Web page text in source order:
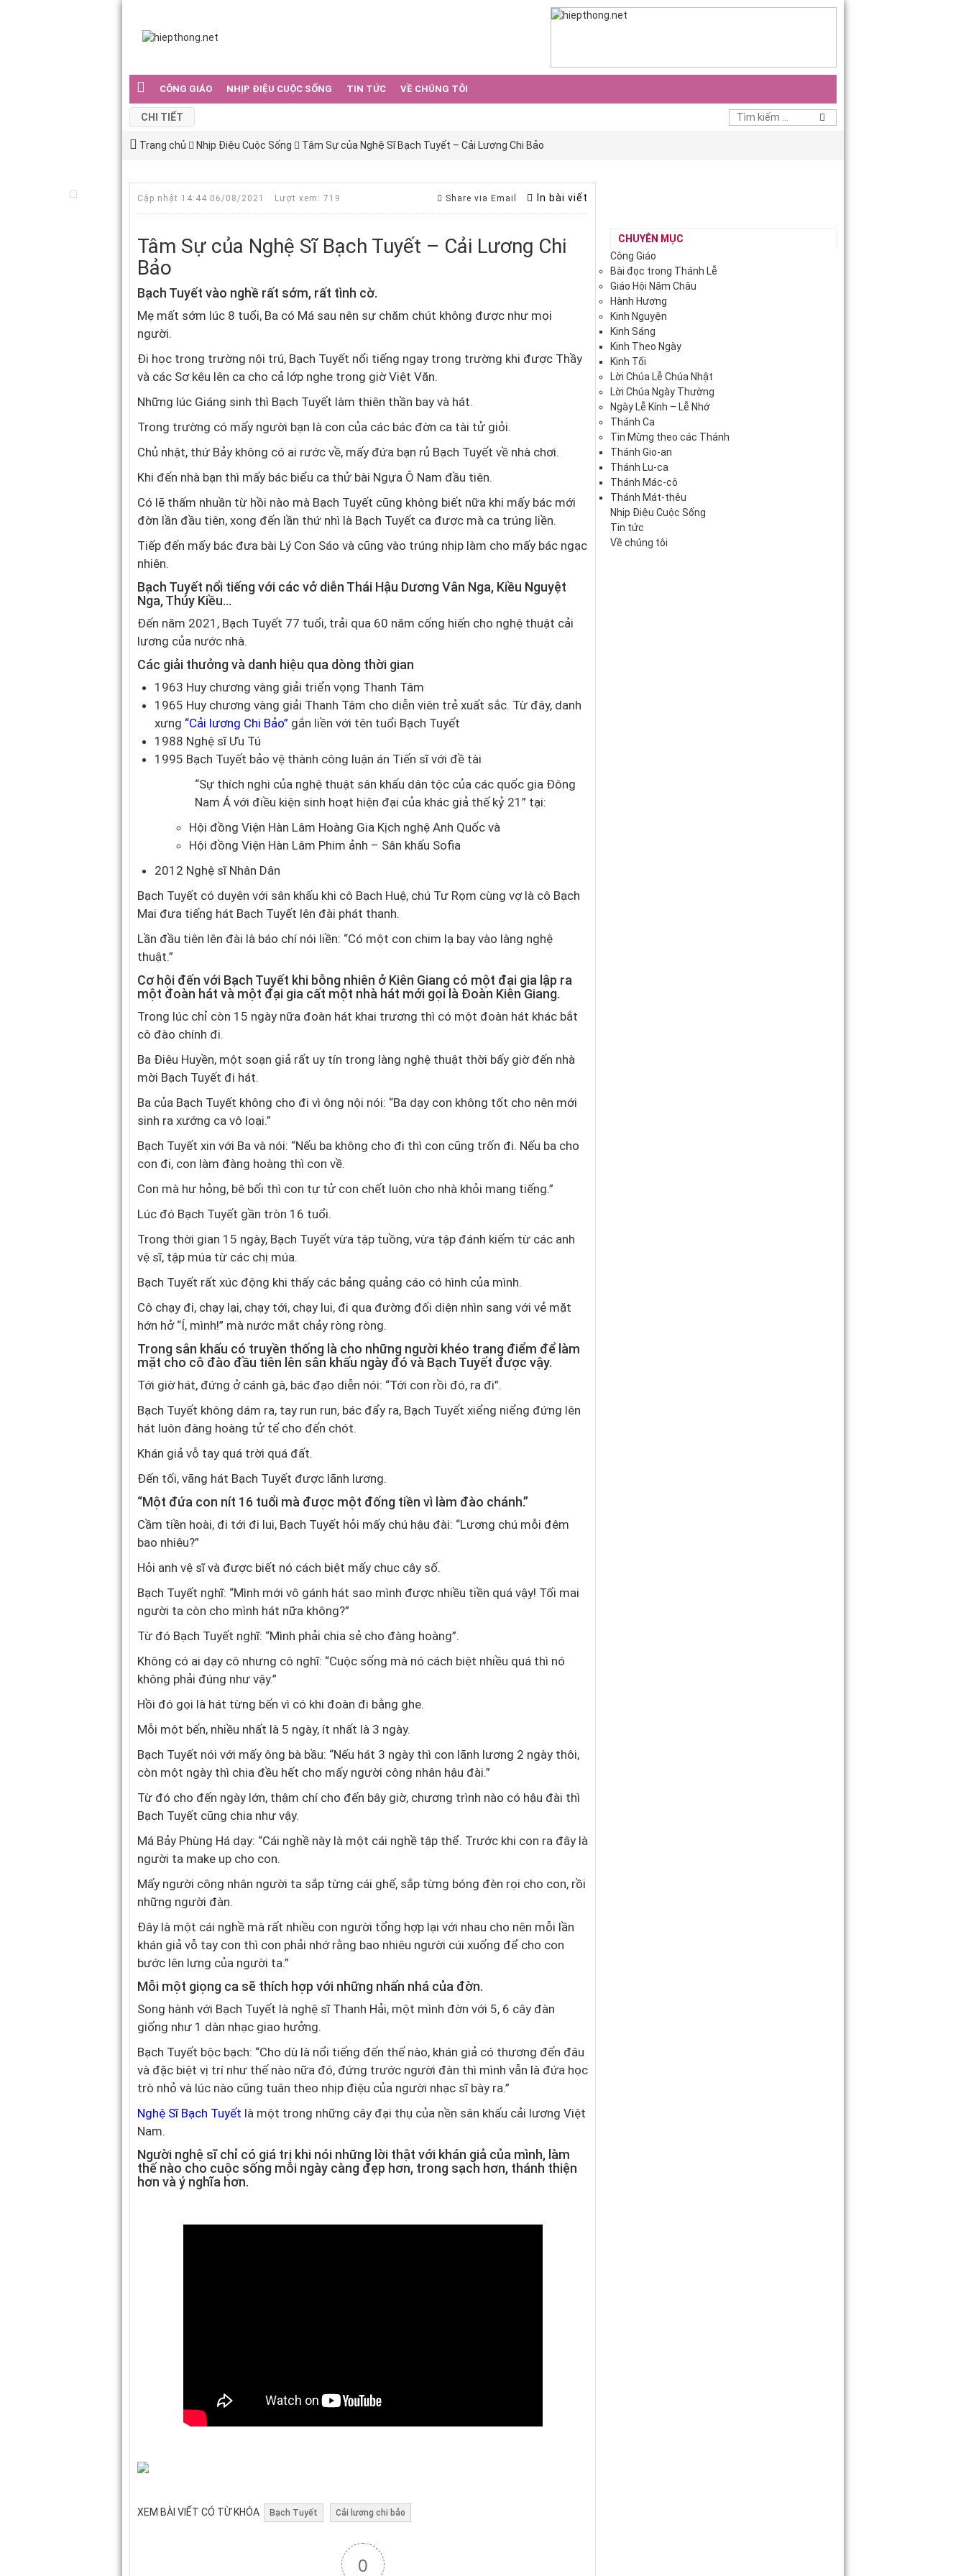
CÔNG GIÁO NHỊP ĐIỆU CUỘC SỐNG TIN TỨC VỀ CHÚNG TÔI
CHI TIẾT
Trang chủ Nhịp Điệu Cuộc Sống Tâm Sự của Nghệ Sĩ Bạch Tuyết – Cải Lương Chi Bảo
Cập nhật 14:44 06/08/2021 Lượt xem: 719 Share via Email In bài viết
Tâm Sự của Nghệ Sĩ Bạch Tuyết – Cải Lương Chi
Bảo
Bạch Tuyết vào nghề rất sớm, rất tình cờ.
Mẹ mất sớm lúc 8 tuổi, Ba có Má sau nên sự chăm chút không được như mọi
người.
Đi học trong trường nội trú, Bạch Tuyết nổi tiếng ngay trong trường khi được Thầy
và các Sơ kêu lên ca cho cả lớp nghe trong giờ Việt Văn.
Những lúc Giáng sinh thì Bạch Tuyết làm thiên thần bay và hát.
Trong trường có mấy người bạn là con của các bác đờn ca tài tử giỏi.
Chủ nhật, thứ Bảy không có ai rước về, mấy đứa bạn rủ Bạch Tuyết về nhà chơi.
Khi đến nhà bạn thì mấy bác biểu ca thử bài Ngựa Ô Nam đầu tiên.
Có lẽ thấm nhuần từ hồi nào mà Bạch Tuyết cũng không biết nữa khi mấy bác mới
đờn lần đầu tiên, xong đến lần thứ nhì là Bạch Tuyết ca được mà ca trúng liền.
Tiếp đến mấy bác đưa bài Lý Con Sáo và cũng vào trúng nhịp làm cho mấy bác ngạc
nhiên.
Bạch Tuyết nổi tiếng với các vở diễn Thái Hậu Dương Vân Nga, Kiều Nguyệt
Nga, Thúy Kiều…
Đến năm 2021, Bạch Tuyết 77 tuổi, trải qua 60 năm cống hiến cho nghệ thuật cải
lương của nước nhà.
Các giải thưởng và danh hiệu qua dòng thời gian
1963 Huy chương vàng giải triển vọng Thanh Tâm
1965 Huy chương vàng giải Thanh Tâm cho diễn viên trẻ xuất sắc. Từ đây, danh
xưng “Cải lương Chi Bảo” gắn liền với tên tuổi Bạch Tuyết
1988 Nghệ sĩ Ưu Tú
1995 Bạch Tuyết bảo vệ thành công luận án Tiến sĩ với đề tài
“Sự thích nghi của nghệ thuật sân khấu dân tộc của các quốc gia Đông
Nam Á với điều kiện sinh hoạt hiện đại của khác giả thế kỷ 21” tại:
Hội đồng Viện Hàn Lâm Hoàng Gia Kịch nghệ Anh Quốc và
Hội đồng Viện Hàn Lâm Phim ảnh – Sân khấu Sofia
2012 Nghệ sĩ Nhân Dân
Bạch Tuyết có duyên với sân khấu khi cô Bạch Huệ, chú Tư Rọm cùng vợ là cô Bạch
Mai đưa tiếng hát Bạch Tuyết lên đài phát thanh.
Lần đầu tiên lên đài là báo chí nói liền: “Có một con chim lạ bay vào làng nghệ
thuật.”
Cơ hội đến với Bạch Tuyết khi bỗng nhiên ở Kiên Giang có một đại gia lập ra
một đoàn hát và một đại gia cất một nhà hát mới gọi là Đoàn Kiên Giang.
Trong lúc chỉ còn 15 ngày nữa đoàn hát khai trương thì có một đoàn hát khác bắt
cô đào chính đi.
Ba Điêu Huyền, một soạn giả rất uy tín trong làng nghệ thuật thời bấy giờ đến nhà
mời Bạch Tuyết đi hát.
Ba của Bạch Tuyết không cho đi vì ông nội nói: “Ba dạy con không tốt cho nên mới
sinh ra xướng ca vô loại.”
Bạch Tuyết xin với Ba và nói: “Nếu ba không cho đi thì con cũng trốn đi. Nếu ba cho
con đi, con làm đàng hoàng thì con về.
Con mà hư hỏng, bê bối thì con tự tử con chết luôn cho nhà khỏi mang tiếng.”
Lúc đó Bạch Tuyết gần tròn 16 tuổi.
Trong thời gian 15 ngày, Bạch Tuyết vừa tập tuồng, vừa tập đánh kiếm từ các anh
vệ sĩ, tập múa từ các chị múa.
Bạch Tuyết rất xúc động khi thấy các bảng quảng cáo có hình của mình.
Cô chạy đi, chạy lại, chạy tới, chạy lui, đi qua đường đối diện nhìn sang với vẻ mặt
hớn hở “Í, mình!” mà nước mắt chảy ròng ròng.
Trong sân khấu có truyền thống là cho những người khéo trang điểm để làm
mặt cho cô đào đầu tiên lên sân khấu ngày đó và Bạch Tuyết được vậy.
Tới giờ hát, đứng ở cánh gà, bác đạo diễn nói: “Tới con rồi đó, ra đi”.
Bạch Tuyết không dám ra, tay run run, bác đẩy ra, Bạch Tuyết xiểng niểng đứng lên
hát luôn đàng hoàng tử tế cho đến chót.
Khán giả vỗ tay quá trời quá đất.
Đến tối, vãng hát Bạch Tuyết được lãnh lương.
“Một đứa con nít 16 tuổi mà được một đống tiền vì làm đào chánh.”
Cầm tiền hoài, đi tới đi lui, Bạch Tuyết hỏi mấy chú hậu đài: “Lương chú mỗi đêm
bao nhiêu?”
Hỏi anh vệ sĩ và được biết nó cách biệt mấy chục cây số.
Bạch Tuyết nghĩ: “Mình mới vô gánh hát sao mình được nhiều tiền quá vậy! Tối mai
người ta còn cho mình hát nữa không?”
Từ đó Bạch Tuyết nghĩ: “Mình phải chia sẻ cho đàng hoàng”.
Không có ai dạy cô nhưng cô nghĩ: “Cuộc sống mà nó cách biệt nhiều quá thì nó
không phải đúng như vậy.”
Hồi đó gọi là hát từng bến vì có khi đoàn đi bằng ghe.
Mỗi một bến, nhiều nhất là 5 ngày, ít nhất là 3 ngày.
Bạch Tuyết nói với mấy ông bà bầu: “Nếu hát 3 ngày thì con lãnh lương 2 ngày thôi,
còn một ngày thì chia đều hết cho mấy người công nhân hậu đài.”
Từ đó cho đến ngày lớn, thậm chí cho đến bây giờ, chương trình nào có hậu đài thì
Bạch Tuyết cũng chia như vậy.
Má Bảy Phùng Há dạy: “Cái nghề này là một cái nghề tập thể. Trước khi con ra đây là
người ta make up cho con.
Mấy người công nhân người ta sắp từng cái ghế, sắp từng bóng đèn rọi cho con, rồi
những người đàn.
Đây là một cái nghề mà rất nhiều con người tổng hợp lại với nhau cho nên mỗi lần
khán giả vỗ tay con thì con phải nhớ rằng bao nhiêu người cúi xuống để cho con
bước lên lưng của người ta.”
Mỗi một giọng ca sẽ thích hợp với những nhấn nhá của đờn.
Song hành với Bạch Tuyết là nghệ sĩ Thanh Hải, một mình đờn với 5, 6 cây đàn
giống như 1 dàn nhạc giao hưởng.
Bạch Tuyết bộc bạch: “Cho dù là nổi tiếng đến thế nào, khán giả có thương đến đâu
và đặc biệt vị trí như thế nào nữa đó, đứng trước người đàn thì mình vẫn là đứa học
trò nhỏ và lúc nào cũng tuân theo nhịp điệu của người nhạc sĩ bày ra.”
Nghệ Sĩ Bạch Tuyết là một trong những cây đại thụ của nền sân khấu cải lương Việt
Nam.
Người nghệ sĩ chỉ có giá trị khi nói những lời thật với khán giả của mình, làm
thế nào cho cuộc sống mỗi ngày càng đẹp hơn, trong sạch hơn, thánh thiện
hơn và ý nghĩa hơn.
XEM BÀI VIẾT CÓ TỪ KHÓA Bạch Tuyết Cải lương chi bảo
0
CHUYÊN MỤC
Công Giáo
Bài đọc trong Thánh Lễ
Giáo Hội Năm Châu
Hành Hương
Kinh Nguyện
Kinh Sáng
Kinh Theo Ngày
Kinh Tối
Lời Chúa Lễ Chúa Nhật
Lời Chúa Ngày Thường
Ngày Lễ Kính – Lễ Nhớ
Thánh Ca
Tin Mừng theo các Thánh
Thánh Gio-an
Thánh Lu-ca
Thánh Mác-cô
Thánh Mát-thêu
Nhịp Điệu Cuộc Sống
Tin tức
Về chúng tôi